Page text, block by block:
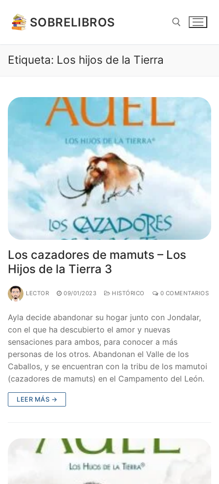
contenido
SOBRELIBROS
Etiqueta: Los hijos de la Tierra
Los cazadores de mamuts – Los
Hijos de la Tierra 3
LECTOR 09/01/2023 HISTÓRICO 0 COMENTARIOS
Ayla decide abandonar su hogar junto con Jondalar,
con el que ha descubierto el amor y nuevas
sensaciones para ambos, para conocer a más
personas de los otros. Abandonan el Valle de los
Caballos, y se encuentran con la tribu de los mamutoi
(cazadores de mamuts) en el Campamento del León.
LEER MÁS →